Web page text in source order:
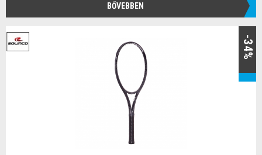
BŐVEBBEN
-34%